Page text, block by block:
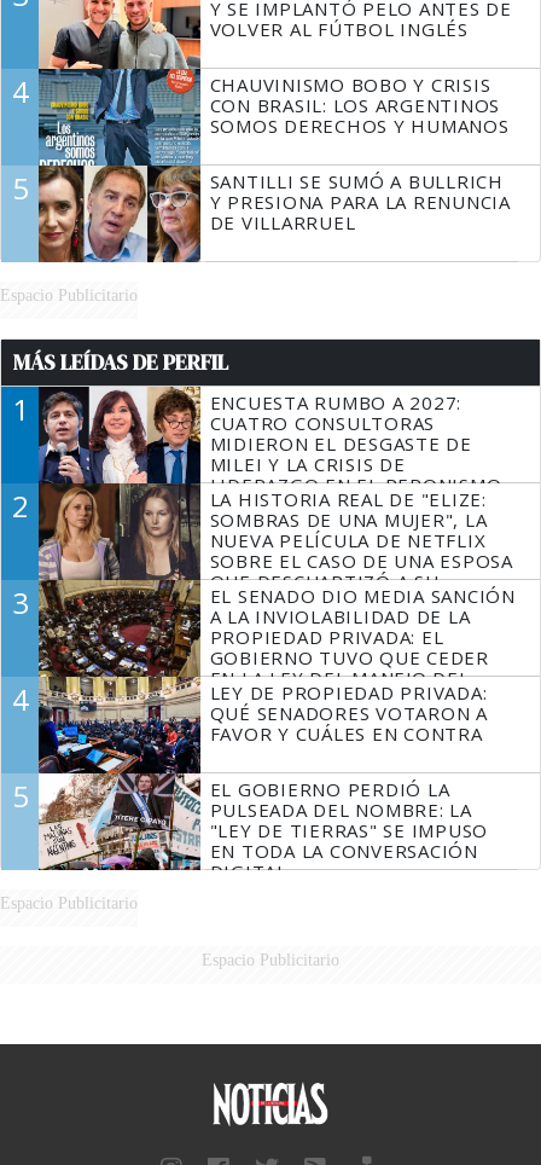
Y SE IMPLANTÓ PELO ANTES DE
VOLVER AL FÚTBOL INGLÉS
4
CHAUVINISMO BOBO Y CRISIS
CON BRASIL: LOS ARGENTINOS
SOMOS DERECHOS Y HUMANOS
5
SANTILLI SE SUMÓ A BULLRICH
Y PRESIONA PARA LA RENUNCIA
DE VILLARRUEL
Espacio Publicitario
MÁS LEÍDAS DE PERFIL
1
ENCUESTA RUMBO A 2027:
CUATRO CONSULTORAS
MIDIERON EL DESGASTE DE
MILEI Y LA CRISIS DE
LIDERAZGO EN EL PERONISMO
2
LA HISTORIA REAL DE "ELIZE:
SOMBRAS DE UNA MUJER", LA
NUEVA PELÍCULA DE NETFLIX
SOBRE EL CASO DE UNA ESPOSA
QUE DESCUARTIZÓ A SU
MARIDO
3
EL SENADO DIO MEDIA SANCIÓN
A LA INVIOLABILIDAD DE LA
PROPIEDAD PRIVADA: EL
GOBIERNO TUVO QUE CEDER
EN LA LEY DEL MANEJO DEL
FUEGO
4
LEY DE PROPIEDAD PRIVADA:
QUÉ SENADORES VOTARON A
FAVOR Y CUÁLES EN CONTRA
5
EL GOBIERNO PERDIÓ LA
PULSEADA DEL NOMBRE: LA
"LEY DE TIERRAS" SE IMPUSO
EN TODA LA CONVERSACIÓN
DIGITAL
Espacio Publicitario
Espacio Publicitario